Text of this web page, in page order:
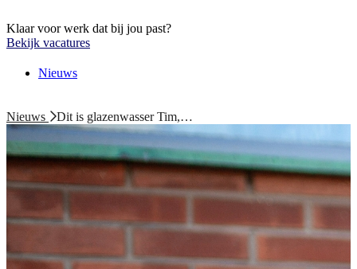
Klaar voor werk dat bij jou past?
Bekijk vacatures
Nieuws
Nieuws Dit is glazenwasser Tim,…